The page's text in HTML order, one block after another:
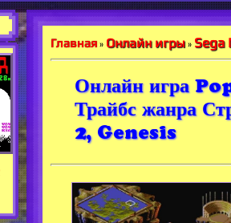
Главная » Онлайн игры » Sega
Онлайн игра
Трайбс жанра
2, Genesis